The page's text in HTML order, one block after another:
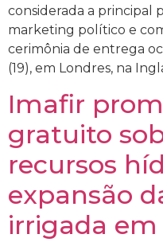
considerada a principal
marketing político e
cerimônia de entrega
(19), em Londres, na
Imafir
gratuito
recursos
expansão
irrigada em